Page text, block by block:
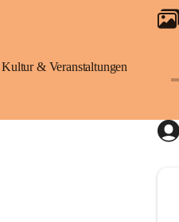
Kultur & Veranstaltungen